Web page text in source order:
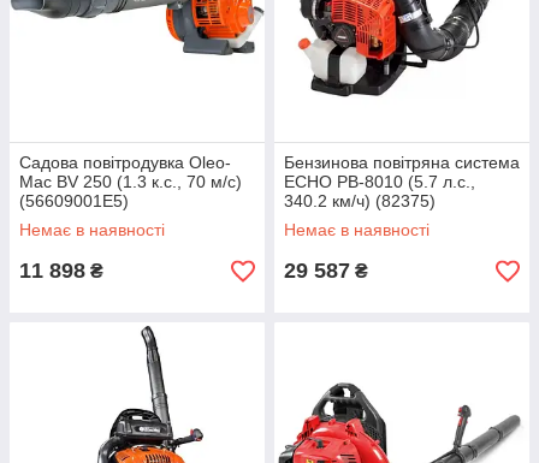
Садова повітродувка Oleo-
Mac BV 250 (1.3 к.с., 70 м/с)
(56609001E5)
Немає в наявності
11 898 ₴
Бензинова повітряна система
ECHO PB-8010 (5.7 л.с.,
340.2 км/ч) (82375)
Немає в наявності
29 587 ₴